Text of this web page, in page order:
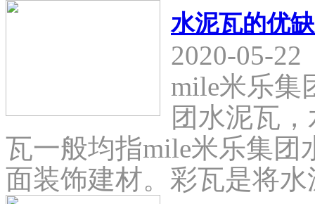
水泥瓦的优
2020-05-22
mile米乐集
团水泥瓦
瓦一般均指mile米乐集团
面装饰建材。彩瓦是将